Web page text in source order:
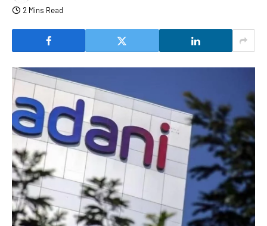
2 Mins Read